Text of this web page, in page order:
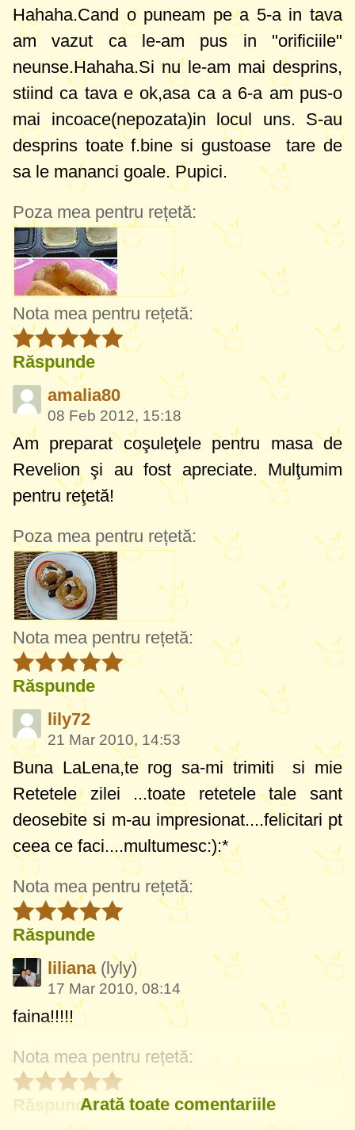
Hahaha.Cand o puneam pe a 5-a in tava
am vazut ca le-am pus in "orificiile"
neunse.Hahaha.Si nu le-am mai desprins,
stiind ca tava e ok,asa ca a 6-a am pus-o
mai incoace(nepozata)in locul uns. S-au
desprins toate f.bine si gustoase tare de
sa le mananci goale. Pupici.
Poza mea pentru rețetă:
Nota mea pentru rețetă:
Răspunde
amalia80
08 Feb 2012, 15:18
Am preparat coşuleţele pentru masa de
Revelion şi au fost apreciate. Mulţumim
pentru reţetă!
Poza mea pentru rețetă:
Nota mea pentru rețetă:
Răspunde
lily72
21 Mar 2010, 14:53
Buna LaLena,te rog sa-mi trimiti si mie
Retetele zilei ...toate retetele tale sant
deosebite si m-au impresionat....felicitari pt
ceea ce faci....multumesc:):*
Nota mea pentru rețetă:
Răspunde
liliana (lyly)
17 Mar 2010, 08:14
faina!!!!!
Nota mea pentru rețetă:
RăspundeArată toate comentariile